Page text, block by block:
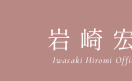
岩崎
Iwasaki Hiromi